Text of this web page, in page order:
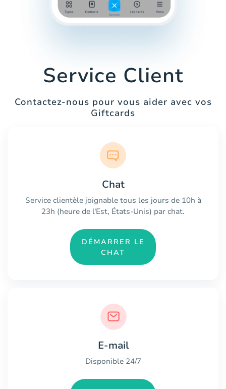
Service Client
Contactez-nous pour vous aider avec vos
Giftcards
Chat
Service clientèle joignable tous les jours de 10h à
23h (heure de l'Est, États-Unis) par chat.
DÉMARRER LE
CHAT
E-mail
Disponible 24/7